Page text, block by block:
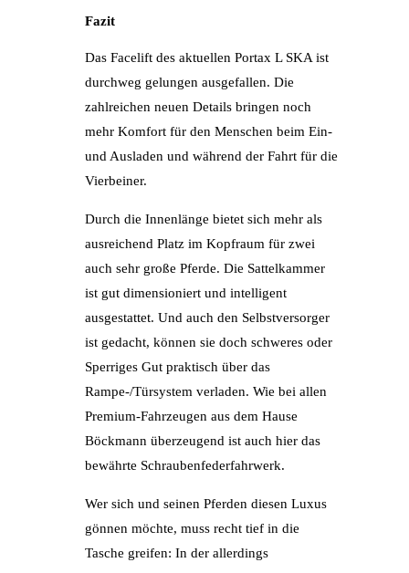
Fazit
Das Facelift des aktuellen Portax L SKA ist
durchweg gelungen ausgefallen. Die
zahlreichen neuen Details bringen noch
mehr Komfort für den Menschen beim Ein-
und Ausladen und während der Fahrt für die
Vierbeiner.
Durch die Innenlänge bietet sich mehr als
ausreichend Platz im Kopfraum für zwei
auch sehr große Pferde. Die Sattelkammer
ist gut dimensioniert und intelligent
ausgestattet. Und auch den Selbstversorger
ist gedacht, können sie doch schweres oder
Sperriges Gut praktisch über das
Rampe-/Türsystem verladen. Wie bei allen
Premium-Fahrzeugen aus dem Hause
Böckmann überzeugend ist auch hier das
bewährte Schraubenfederfahrwerk.
Wer sich und seinen Pferden diesen Luxus
gönnen möchte, muss recht tief in die
Tasche greifen: In der allerdings